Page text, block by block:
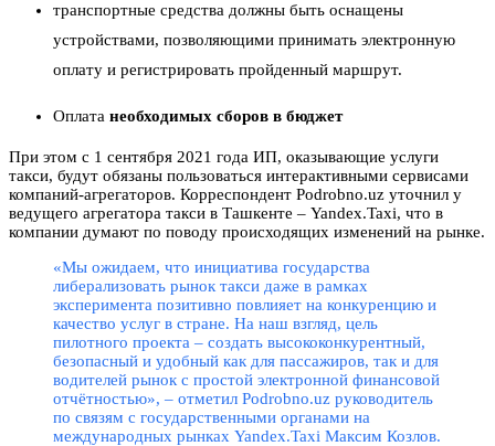
транспортные средства должны быть оснащены
устройствами, позволяющими принимать электронную
оплату и регистрировать пройденный маршрут.
Оплата необходимых сборов в бюджет
При этом с 1 сентября 2021 года ИП, оказывающие услуги
такси, будут обязаны пользоваться интерактивными сервисами
компаний-агрегаторов. Корреспондент Podrobno.uz уточнил у
ведущего агрегатора такси в Ташкенте – Yandex.Taxi, что в
компании думают по поводу происходящих изменений на рынке.
«Мы ожидаем, что инициатива государства
либерализовать рынок такси даже в рамках
эксперимента позитивно повлияет на конкуренцию и
качество услуг в стране. На наш взгляд, цель
пилотного проекта – создать высококонкурентный,
безопасный и удобный как для пассажиров, так и для
водителей рынок с простой электронной финансовой
отчётностью», – отметил Podrobno.uz руководитель
по связям с государственными органами на
международных рынках Yandex.Taxi Максим Козлов.